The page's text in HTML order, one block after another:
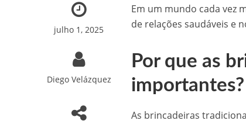
julho 1, 2025
Diego Velázquez
Em um mundo cada vez
de relações saudáveis e
Por que as
importantes?
As brincadeiras